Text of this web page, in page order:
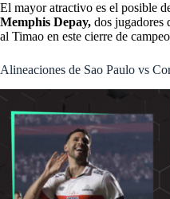
El mayor atractivo es el posible
Memphis Depay, dos jugadores
al Timao en este cierre de
Alineaciones de Sao Paulo vs